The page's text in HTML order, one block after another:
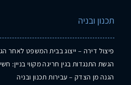
תכנון ובניה
פיצול דירה – ייצוג בבית המשפט לאחר
הגשת התנגדות בגין חריגה מקווי בניין:
הגנה מן הצדק – עבירות תכנון ובניה